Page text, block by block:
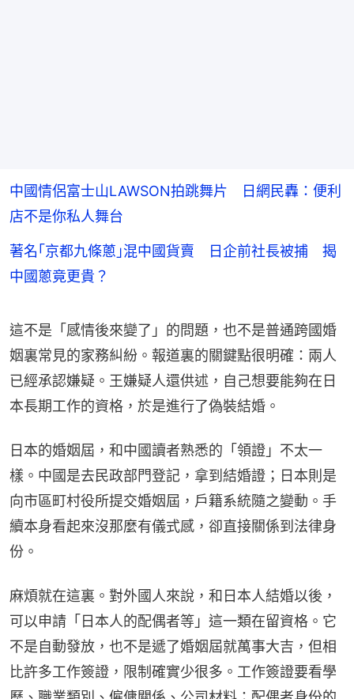
中國情侶富士山LAWSON拍跳舞片 日網民轟：便利
店不是你私人舞台
著名｢京都九條蔥｣混中國貨賣 日企前社長被捕 揭
中國蔥竟更貴？
這不是「感情後來變了」的問題，也不是普通跨國婚
姻裏常見的家務糾紛。報道裏的關鍵點很明確：兩人
已經承認嫌疑。王嫌疑人還供述，自己想要能夠在日
本長期工作的資格，於是進行了偽裝結婚。
日本的婚姻屆，和中國讀者熟悉的「領證」不太一
樣。中國是去民政部門登記，拿到結婚證；日本則是
向市區町村役所提交婚姻屆，戶籍系統隨之變動。手
續本身看起來沒那麼有儀式感，卻直接關係到法律身
份。
麻煩就在這裏。對外國人來說，和日本人結婚以後，
可以申請「日本人的配偶者等」這一類在留資格。它
不是自動發放，也不是遞了婚姻屆就萬事大吉，但相
比許多工作簽證，限制確實少很多。工作簽證要看學